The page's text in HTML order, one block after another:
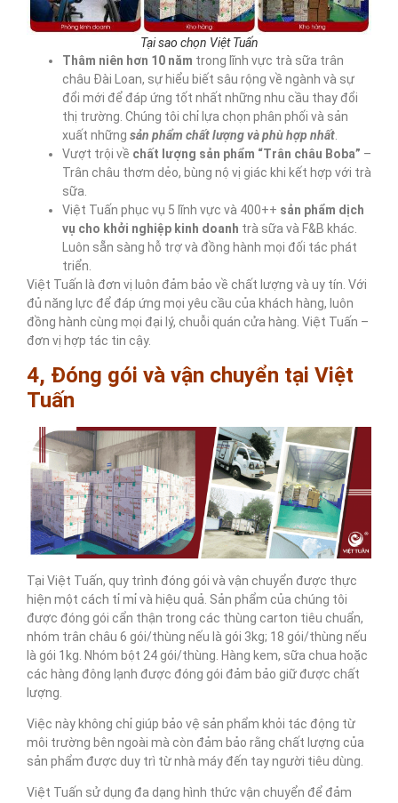
Tại sao chọn Việt Tuấn
Thâm niên hơn 10 năm trong lĩnh vực trà sữa trân
châu Đài Loan, sự hiểu biết sâu rộng về ngành và sự
đổi mới để đáp ứng tốt nhất những nhu cầu thay đổi
thị trường. Chúng tôi chỉ lựa chọn phân phối và sản
xuất những sản phẩm chất lượng và phù hợp nhất
Vượt trội về chất lượng sản phẩm “Trân châu Boba” –
Trân châu thơm dẻo, bùng nộ vị giác khi kết hợp với trà
sữa.
Việt Tuấn phục vụ 5 lĩnh vực và 400++ sản phẩm dịch
vụ cho khởi nghiệp kinh doanh trà sữa và F&B khác.
Luôn sẵn sàng hỗ trợ và đồng hành mọi đối tác phát
triển.
Việt Tuấn là đơn vị luôn đảm bảo về chất lượng và uy tín. Với
đủ năng lực để đáp ứng mọi yêu cầu của khách hàng, luôn
đồng hành cùng mọi đại lý, chuỗi quán cửa hàng. Việt Tuấn –
đơn vị hợp tác tin cậy.
4, Đóng gói và vận chuyển tại Việt
Tuấn
Tại Việt Tuấn, quy trình đóng gói và vận chuyển được thực
hiện một cách tỉ mỉ và hiệu quả. Sản phẩm của chúng tôi
được đóng gói cẩn thận trong các thùng carton tiêu chuẩn,
nhóm trân châu 6 gói/thùng nếu là gói 3kg; 18 gói/thùng nếu
là gói 1kg. Nhóm bột 24 gói/thùng. Hàng kem, sữa chua hoặc
các hàng đông lạnh được đóng gói đảm bảo giữ được chất
lượng.
Việc này không chỉ giúp bảo vệ sản phẩm khỏi tác động từ
môi trường bên ngoài mà còn đảm bảo rằng chất lượng của
sản phẩm được duy trì từ nhà máy đến tay người tiêu dùng.
Việt Tuấn sử dụng đa dạng hình thức vận chuyển để đảm